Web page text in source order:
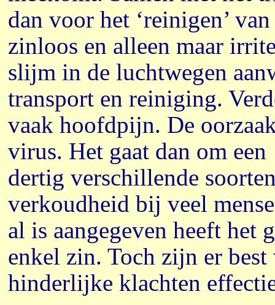
dan voor het ‘reinigen’
zinloos en alleen maar
slijm in de luchtwegen
transport en reiniging.
vaak hoofdpijn. De
virus. Het gaat dan om een
dertig verschillende
verkoudheid bij veel
al is aangegeven heeft het
enkel zin. Toch zijn er
hinderlijke klachten